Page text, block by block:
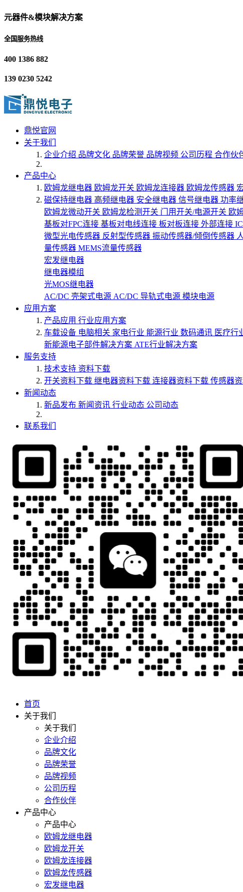
元器件&模块解决方案
全国服务热线
400 1386 882
139 0230 5242
鼎悦官网
关于我们
企业介绍 品牌文化 品牌荣誉 品牌视频 公司历程 合作伙
产品中心
欧姆龙继电器 欧姆龙开关 欧姆龙连接器 欧姆龙传感器
磁保持继电器 高频继电器 安全继电器 信号继电器 功率
欧姆龙微动开关 欧姆龙检测开关 门用开关/电源开关 欧
基板对FPC连接 基板对电线连接 板对板连接 外部连接
微型光电传感器 反射型传感器 振动传感器/倾倒传感器
量传感器 MEMS流量传感器
宏发继电器
继电器模组
光MOS继电器
AC/DC 壳架式电源 AC/DC 导轨式电源 模块电源
应用方案
产品应用 行业应用方案
车载设备 电脑相关 家电行业 能源行业 数码通讯 医疗行
新能源电子部件解决方案 ATE行业解决方案
服务支持
技术支持 资料下载
开关资料下载 继电器资料下载 连接器资料下载 传感器
新闻动态
新品发布 新闻资讯 行业动态 公司动态
联系我们
首页
关于我们
关于我们
企业介绍
品牌文化
品牌荣誉
品牌视频
公司历程
合作伙伴
产品中心
产品中心
欧姆龙继电器
欧姆龙开关
欧姆龙连接器
欧姆龙传感器
宏发继电器